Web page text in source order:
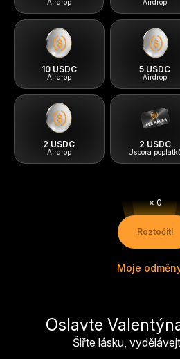
2 USDC
2 USDC
Airdrop
5 USDC
10 USDC
Airdrop
× 0
Roztočit!
Moje
Oslavte
Šiřte lásku,